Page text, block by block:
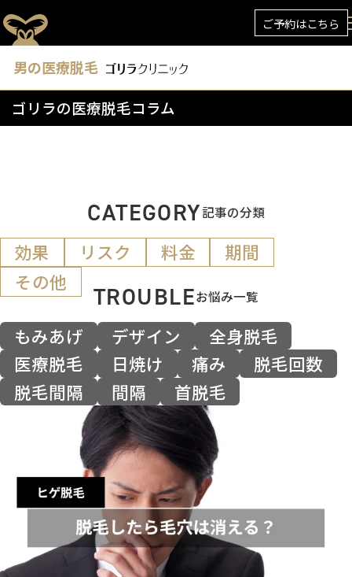
ご予約はこちら
男の医療脱毛
ゴリラの医療脱毛コラム
CATEGORY記事の分類
効果 リスク 料金
期間
その他
TROUBLEお悩み一覧
もみあげ デザイン
全身脱毛
医療脱毛
日焼け 痛み
脱毛回数
脱毛間隔
間隔 首脱毛